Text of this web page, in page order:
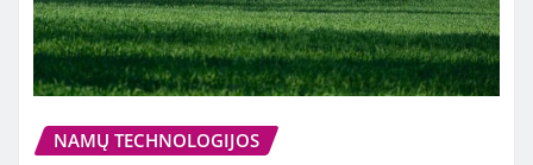
NAMŲ TECHNOLOGIJOS